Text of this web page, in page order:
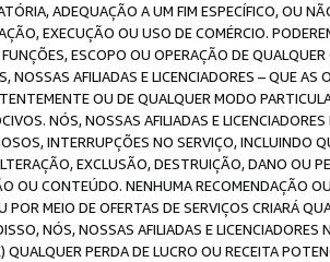
ADEQUAÇÃO A UM FIM ESPECÍFICO, OU
EXECUÇÃO OU USO DE COMÉRCIO.
ESCOPO OU OPERAÇÃO DE
NOSSAS AFILIADAS E LICENCIADORES – QUE
OU DE QUALQUER MODO
NÓS, NOSSAS AFILIADAS E
INTERRUPÇÕES NO SERVIÇO, INCLUINDO
EXCLUSÃO, DESTRUIÇÃO, DANO OU
OU CONTEÚDO. NENHUMA RECOMENDAÇÃO
POR MEIO DE OFERTAS DE SERVIÇOS CRIARÁ
NÓS, NOSSAS AFILIADAS E
QUALQUER PERDA DE LUCRO OU RECEITA